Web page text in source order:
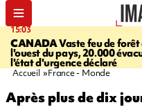
15:03
CANADAVaste feu de forêt
l'ouest du pays, 20.000
l'état d'urgence déclaré
Accueil France - Monde
Après plus de dix